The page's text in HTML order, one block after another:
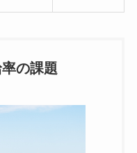
の課題